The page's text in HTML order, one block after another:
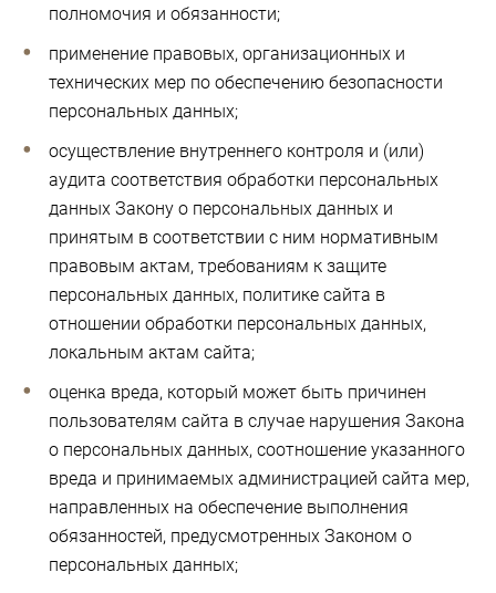
полномочия и обязанности;
применение правовых, организационных и
технических мер по обеспечению безопасности
персональных данных;
осуществление внутреннего контроля и (или)
аудита соответствия обработки персональных
данных Закону о персональных данных и
принятым в соответствии с ним нормативным
правовым актам, требованиям к защите
персональных данных, политике сайта в
отношении обработки персональных данных,
локальным актам сайта;
оценка вреда, который может быть причинен
пользователям сайта в случае нарушения Закона
о персональных данных, соотношение указанного
вреда и принимаемых администрацией сайта мер,
направленных на обеспечение выполнения
обязанностей, предусмотренных Законом о
персональных данных;